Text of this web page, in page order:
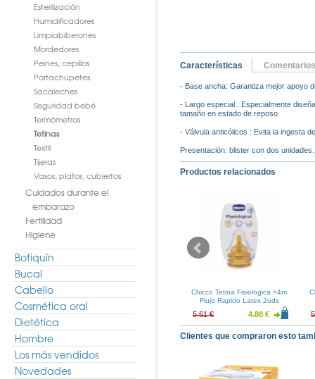
Esterilización
Humidificadores
Limpiabiberones
Mordedores
Peines, cepillos
Portachupetes
Sacaleches
Seguridad bebé
Termómetros
Tetinas
Textil
Tijeras
Vasos, platos, cubiertos
Cuidados durante el
embarazo
Fertilidad
Higiene
Botiquín
Bucal
Cabello
Cosmética oral
Dietética
Hombre
Los más vendidos
Novedades
Características Comentarios
- Base ancha: Garantiza mejor apoyo
- Largo especial : Especialmente
tamaño en estado de reposo.
- Válvula anticólicos : Evita la ingesta
Presentación: blister con dos unidades.
Productos relacionados
Step Up 3
6m+ 330 Ml
8.00 €
Flujo Regulable 2m+ 250ml
16.86 € 12.49 €
Chicco Tetina Fisiologica +4m
Flujo Rapido Latex 2uds
5.61 € 4.88 €
Clientes que compraron esto